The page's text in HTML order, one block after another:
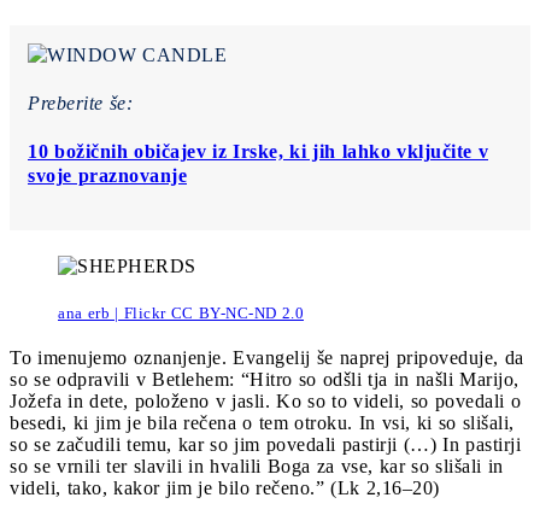
Preberite še:
10 božičnih običajev iz Irske, ki jih lahko vključite v
svoje praznovanje
ana erb | Flickr CC BY-NC-ND 2.0
To imenujemo oznanjenje. Evangelij še naprej pripoveduje, da
so se odpravili v Betlehem: “Hitro so odšli tja in našli Marijo,
Jožefa in dete, položeno v jasli. Ko so to videli, so povedali o
besedi, ki jim je bila rečena o tem otroku. In vsi, ki so slišali,
so se začudili temu, kar so jim povedali pastirji (…) In pastirji
so se vrnili ter slavili in hvalili Boga za vse, kar so slišali in
videli, tako, kakor jim je bilo rečeno.” (Lk 2,16–20)